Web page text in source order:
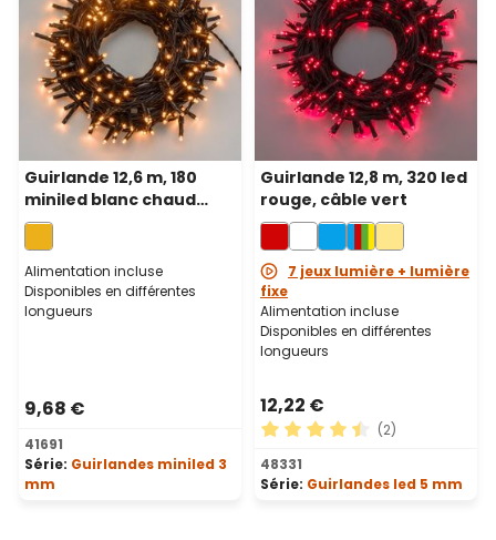
Guirlande 12,6 m, 180
miniled blanc chaud
traditionnel, câble vert
Alimentation incluse
Disponibles en différentes
longueurs
9,68 €
41691
Série: Guirlandes miniled 3
mm
Guirlande 12,8 m, 320 led
rouge, câble vert
7 jeux lumière + lumière
fixe
Alimentation incluse
Disponibles en différentes
longueurs
12,22 €
Note moyenne de 4.5 sur
(2)
48331
Série: Guirlandes led 5 mm